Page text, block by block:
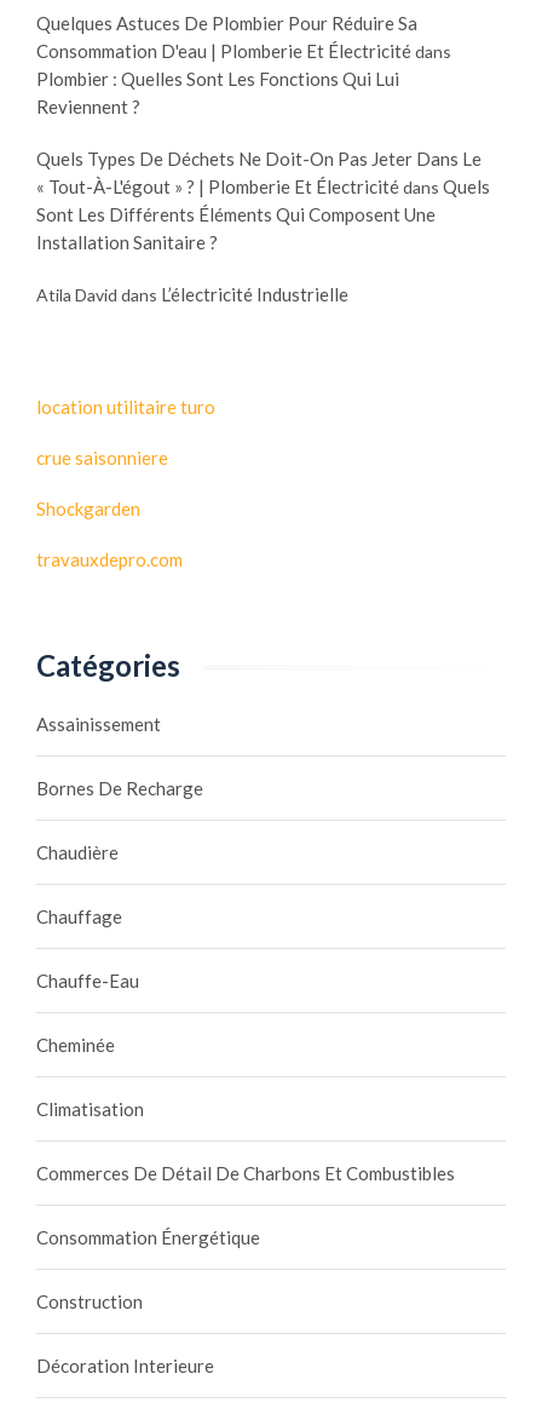
Quelques Astuces De Plombier Pour Réduire Sa
Consommation D'eau | Plomberie Et Électricitédans
Plombier : Quelles Sont Les Fonctions Qui Lui
Reviennent ?
Quels Types De Déchets Ne Doit-On Pas Jeter Dans Le
« Tout-À-L'égout » ? | Plomberie Et Électricitédans Quels
Sont Les Différents Éléments Qui Composent Une
Installation Sanitaire ?
Atila David dans L’électricité Industrielle
location utilitaire turo
crue saisonniere
Shockgarden
travauxdepro.com
Catégories
Assainissement
Bornes De Recharge
Chaudière
Chauffage
Chauffe-Eau
Cheminée
Climatisation
Commerces De Détail De Charbons Et Combustibles
Consommation Énergétique
Construction
Décoration Interieure